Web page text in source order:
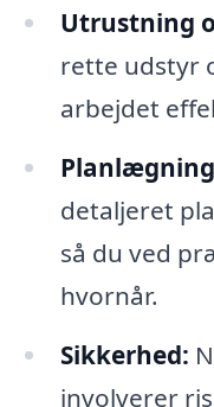
Utrustning
rette udstyr
arbejdet
detaljeret
så du ved
hvornår.
Sikkerhed:
involverer